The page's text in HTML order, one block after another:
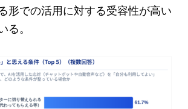
形での活用に対する受容性が高い
。